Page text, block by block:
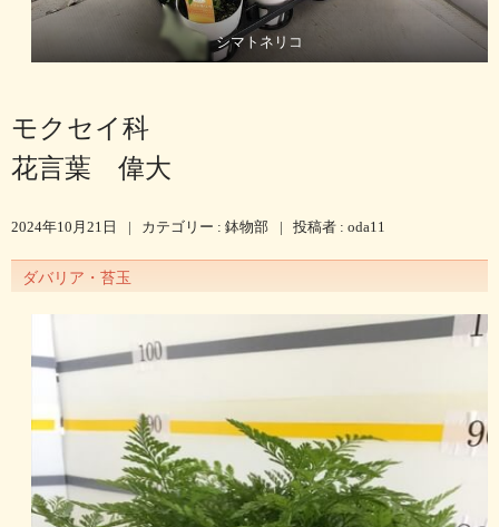
シマトネリコ
モクセイ科
花言葉 偉大
2024年10月21日 | カテゴリー : 鉢物部 | 投稿者 : oda11
ダバリア・苔玉